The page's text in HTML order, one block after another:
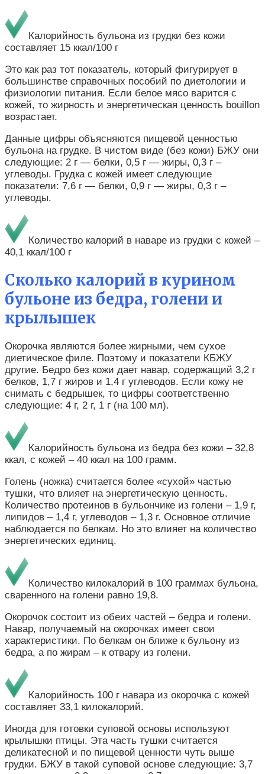
Калорийность бульона из грудки без кожи
составляет 15 ккал/100 г
Это как раз тот показатель, который фигурирует в
большинстве справочных пособий по диетологии и
физиологии питания. Если белое мясо варится с
кожей, то жирность и энергетическая ценность bouillon
возрастает.
Данные цифры объясняются пищевой ценностью
бульона на грудке. В чистом виде (без кожи) БЖУ они
следующие: 2 г — белки, 0,5 г — жиры, 0,3 г –
углеводы. Грудка с кожей имеет следующие
показатели: 7,6 г — белки, 0,9 г — жиры, 0,3 г –
углеводы.
Количество калорий в наваре из грудки с кожей –
40,1 ккал/100 г
Сколько калорий в курином
бульоне из бедра, голени и
крылышек
Окорочка являются более жирными, чем сухое
диетическое филе. Поэтому и показатели КБЖУ
другие. Бедро без кожи дает навар, содержащий 3,2 г
белков, 1,7 г жиров и 1,4 г углеводов. Если кожу не
снимать с бедрышек, то цифры соответственно
следующие: 4 г, 2 г, 1 г (на 100 мл).
Калорийность бульона из бедра без кожи – 32,8
ккал, с кожей – 40 ккал на 100 грамм.
Голень (ножка) считается более «сухой» частью
тушки, что влияет на энергетическую ценность.
Количество протеинов в бульончике из голени – 1,9 г,
липидов – 1,4 г, углеводов – 1,3 г. Основное отличие
наблюдается по белкам. Но это влияет на количество
энергетических единиц.
Количество килокалорий в 100 граммах бульона,
сваренного на голени равно 19,8.
Окорочок состоит из обеих частей – бедра и голени.
Навар, получаемый на окорочках имеет свои
характеристики. По белкам он ближе к бульону из
бедра, а по жирам – к отвару из голени.
Калорийность 100 г навара из окорочка с кожей
составляет 33,1 килокалорий.
Иногда для готовки суповой основы используют
крылышки птицы. Эта часть тушки считается
деликатесной и по пищевой ценности чуть выше
грудки. БЖУ в такой суповой основе следующие: 3,7